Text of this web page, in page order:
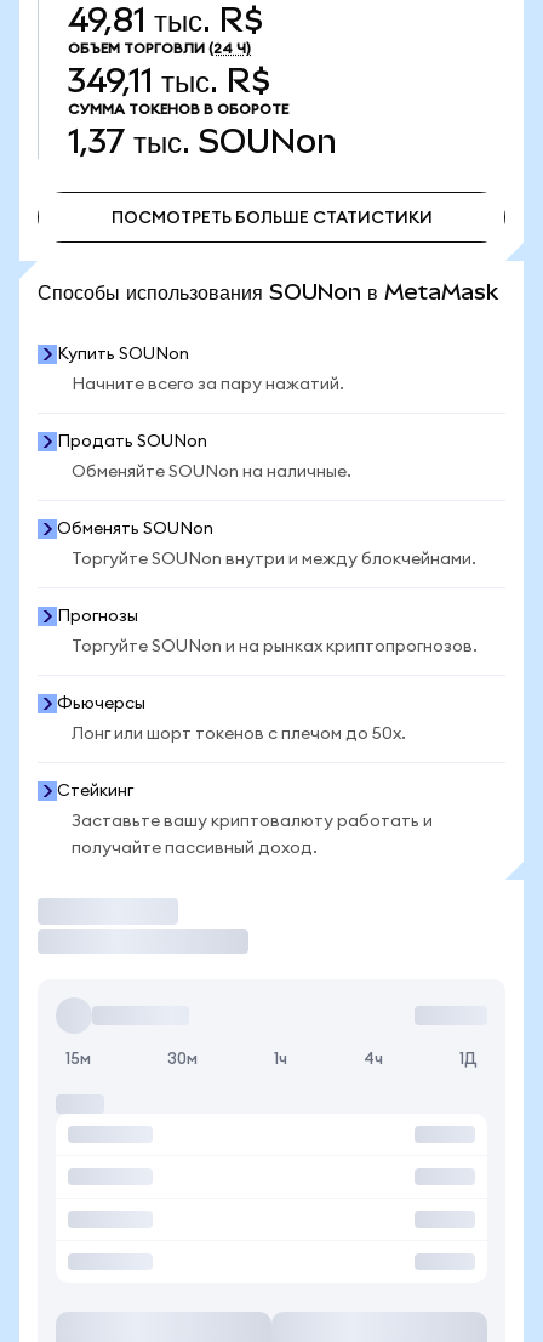
49,81 тыс. R$
ОБЪЕМ ТОРГОВЛИ (24 Ч)
349,11 тыс. R$
СУММА ТОКЕНОВ В ОБОРОТЕ
1,37 тыс. SOUNon
ПОСМОТРЕТЬ БОЛЬШЕ СТАТИСТИКИ
Способы использования SOUNon в MetaMask
Купить SOUNon
Начните всего за пару нажатий.
Продать SOUNon
Обменяйте SOUNon на наличные.
Обменять SOUNon
Торгуйте SOUNon внутри и между блокчейнами.
Прогнозы
Торгуйте SOUNon и на рынках криптопрогнозов.
Фьючерсы
Лонг или шорт токенов с плечом до 50x.
Стейкинг
Заставьте вашу криптовалюту работать и
получайте пассивный доход.
15м 30м 1ч 4ч 1Д